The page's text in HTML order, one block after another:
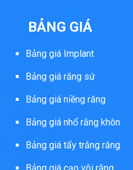
BẢNG GIÁ
Bảng giá Implant
Bảng giá răng sứ
Bảng giá niềng răng
Bảng giá nhổ răng khôn
Bảng giá tẩy trắng răng